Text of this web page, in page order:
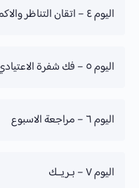
تقدم الدورة
0% Complete
اليوم ٤ – اتقان التناظر والاكمال والخطأ
تقدم الدورة
0% Complete
اليوم ٥ – فك شفرة الاعتيادي
تقدم الدورة
0% Complete
اليوم ٦ – مراجعة الاسبوع
تقدم الدورة
0% Complete
اليوم ٧ – بـريــك